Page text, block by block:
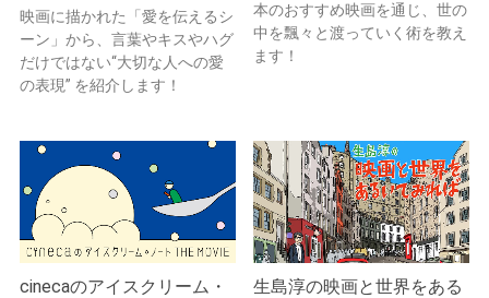
映画に描かれた「愛を伝えるシ
ーン」から、言葉やキスやハグ
だけではない“大切な人への愛
の表現” を紹介します！
本のおすすめ映画を通じ、世の
中を飄々と渡っていく術を教え
ます！
cinecaのアイスクリーム・
生島淳の映画と世界をある